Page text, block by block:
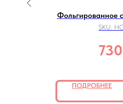
Фольгированное
SKU:
730
ПОДРОБНЕЕ